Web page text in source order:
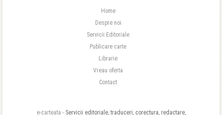
Home
Despre noi
Servicii Editoriale
Publicare carte
Librarie
Vreau oferta
Contact
e-carteata - Servicii editoriale, traduceri, corectura, redactare,